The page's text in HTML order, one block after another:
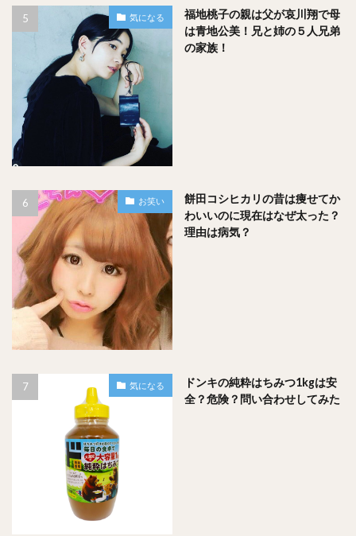
は、雨季（１２月１日～７月３１日）が閉鎖されるそうで
す。
また、だいたい国立公園って、「公認ガイドがいないと入れ
ない」とか、「許可証取ってください」とか色々と制約があ
るはずです。
もし本気で行こうと思っている人は、
スポンサードリンク
気になる
福地桃子の親は父が哀川翔で母
は青地公美！兄と姉の５人兄弟
の家族！
お笑い
餅田コシヒカリの昔は痩せてか
わいいのに現在はなぜ太った？
理由は病気？
気になる
ドンキの純粋はちみつ1kgは安
全？危険？問い合わせしてみた